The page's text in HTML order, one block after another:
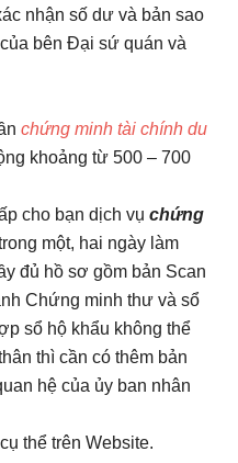
nhận số dư và bản sao
bên Đại sứ quán và
chứng minh tài chính du
khoảng từ 500 – 700
cho bạn dịch vụchứng
một, hai ngày làm
đủ hồ sơ gồm bản Scan
Chứng minh thư và sổ
sổ hộ khẩu không thể
thì cần có thêm bản
hệ của ủy ban nhân
thể trên Website.